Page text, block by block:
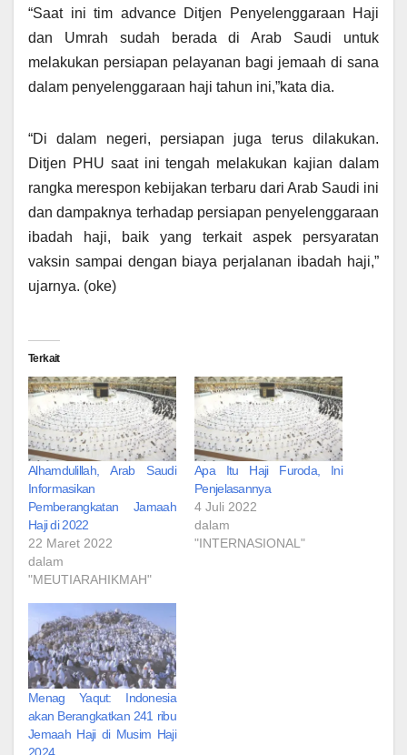
“Saat ini tim advance Ditjen Penyelenggaraan Haji
dan Umrah sudah berada di Arab Saudi untuk
melakukan persiapan pelayanan bagi jemaah di sana
dalam penyelenggaraan haji tahun ini,”kata dia.
“Di dalam negeri, persiapan juga terus dilakukan.
Ditjen PHU saat ini tengah melakukan kajian dalam
rangka merespon kebijakan terbaru dari Arab Saudi ini
dan dampaknya terhadap persiapan penyelenggaraan
ibadah haji, baik yang terkait aspek persyaratan
vaksin sampai dengan biaya perjalanan ibadah haji,”
ujarnya. (oke)
Terkait
Alhamdulillah, Arab Saudi
Informasikan
Pemberangkatan Jamaah
Haji di 2022
22 Maret 2022
dalam
"MEUTIARAHIKMAH"
Apa Itu Haji Furoda, Ini
Penjelasannya
4 Juli 2022
dalam
"INTERNASIONAL"
Menag Yaqut: Indonesia
akan Berangkatkan 241 ribu
Jemaah Haji di Musim Haji
2024